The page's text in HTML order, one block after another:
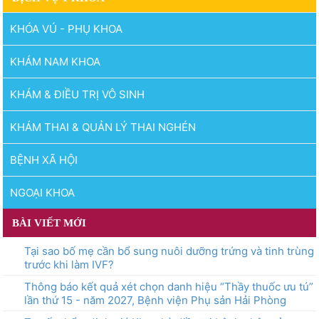
hoạch lựa chọn nhà thầu
cung cấp thuốc của Bệnh
KHÓA VÚ - PHỤ KHOA
KHÁM NAM KHOA
KHÁM & ĐIỀU TRỊ VÔ SINH
KHÁM THAI & QUẢN LÝ THAI NGHÉN
BỆNH XÃ HỘI
NGOẠI KHOA
BÀI VIẾT MỚI
Tại sao bố mẹ cần bổ sung nuôi dưỡng trứng và tinh trùng
trước khi làm IVF?
Thông báo kết quả xét chọn danh hiệu “Thầy thuốc ưu tú”
lần thứ 15 - năm 2027, Bệnh viện Phụ sản Hải Phòng